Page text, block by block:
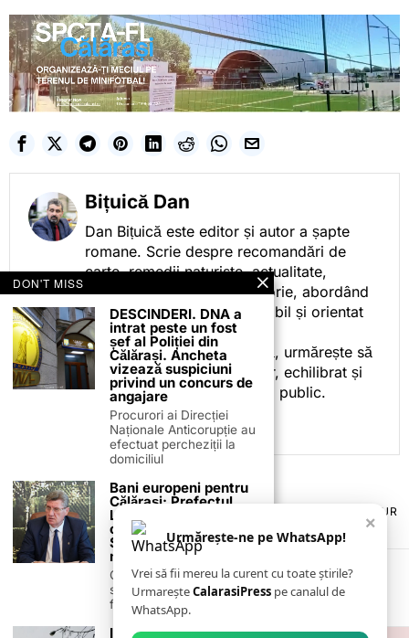
Bițuică Dan
Dan Bițuică este editor și autor a șapte
romane. Scrie despre recomandări de
carte, remedii naturiste, actualitate,
cotidian politic, sport și istorie, abordând
subiectele într-un stil accesibil și orientat
spre informare.
Prin activitatea sa editorială, urmărește să
ofere cititorilor conținut clar, echilibrat și
relevant, adaptat interesului public.
TERMENI ȘI CONDIȚII
POLITICA DE ANULARE & RETUR
PUBLICITATE ONLINE & TIPĂRITĂ
CONTACT
ZIARUL ANUNȚUL CĂLĂRĂȘEAN
×
Urmărește-ne pe WhatsApp!
Vrei să fii mereu la curent cu toate știrile?
UrmareșteCalarasiPress pe canalul de
WhatsApp.
DON'T MISS
DESCINDERI. DNA a
intrat peste un fost
șef al Poliției din
Călărași. Ancheta
vizează suspiciuni
privind un concurs de
angajare
Procurori ai Direcției
Naționale Anticorupție au
efectuat percheziții la
domiciliul
Bani europeni pentru
Călărași: Prefectul
Laurențiu State anunță
colaborarea cu ADR
Sud-Muntenia pentru
noi finanțări
Călărașul se pregătește
să intre pe harta
finanțărilor europene, cu
Intreruperi de curent